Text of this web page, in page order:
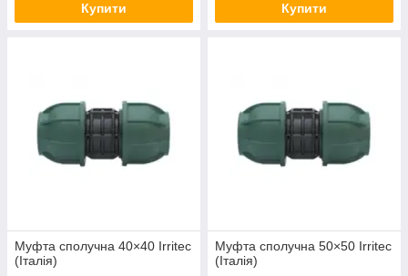
Купити Купити
Муфта сполучна 40×40 Irritec
(Італія)
Муфта сполучна 50×50 Irritec
(Італія)